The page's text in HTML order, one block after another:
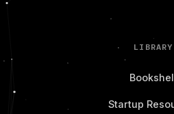
LIBRARY
Startup